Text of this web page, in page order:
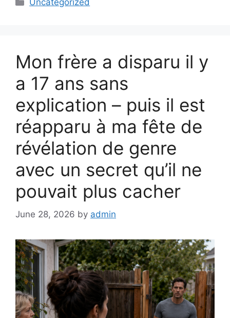
Uncategorized
Mon frère a disparu il y
a 17 ans sans
explication – puis il est
réapparu à ma fête de
révélation de genre
avec un secret qu’il ne
pouvait plus cacher
June 28, 2026 by admin